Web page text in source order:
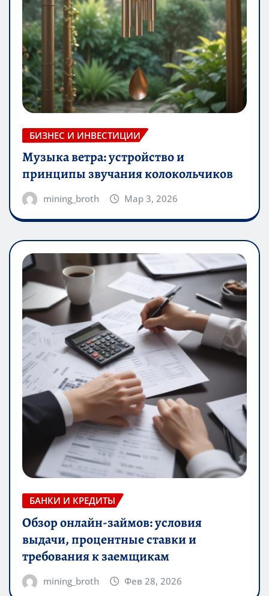
БИЗНЕС И ИНВЕСТИЦИИ
Музыка ветра: устройство и
принципы звучания колокольчиков
mining_broth Мар 3, 2026
БАНКИ И КРЕДИТЫ
Обзор онлайн-займов: условия
выдачи, процентные ставки и
требования к заемщикам
mining_broth Фев 28, 2026